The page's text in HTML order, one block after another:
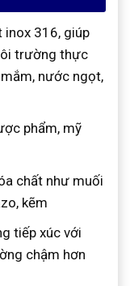
inox 316, giúp
trường thực
nước ngọt,
phẩm, mỹ
chất như muối
kẽm
tiếp xúc với
chậm hơn